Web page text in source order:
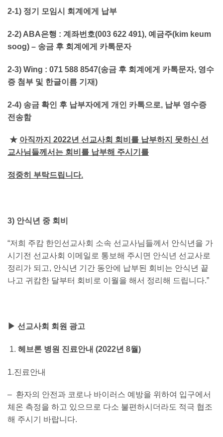
2-1) 정기 모임시 회계에게 납부
2-2) ABA은행 : 계좌번호(003 622 491), 예금주(kim keum
soog) – 송금 후 회계에게 카톡문자
2-3) Wing : 071 588 8547(송금 후 회계에게 카톡문자, 영수
증 첨부 및 한글이름 기재)
2-4) 송금 확인 후 납부자에게 개인 카톡으로, 납부 영수증
전송함
★ 아직까지 2022년 선교사회 회비를 납부하지 못하신 선
교사님들께서는 회비를 납부해 주시기를
정중히 부탁드립니다.
3) 안식년 중 회비
“저희 주캄 한인선교사회 소속 선교사님들께서 안식년을 가
시기전 선교사회 이메일로 통보해 주시면 안식년 선교사로
정리가 되고, 안식년 기간 동안에 납부된 회비는 안식년 끝
나고 귀캄한 달부터 회비로 이월을 해서 정리해 드립니다.”
▶ 선교사회 회원 광고
헤브론 병원 진료안내 (2022년 8월)
1.진료안내
– 환자의 안전과 코로나 바이러스 예방을 위하여 입구에서
체온 측정을 하고 있으므로 다소 불편하시더라도 적극 협조
해 주시기 바랍니다.